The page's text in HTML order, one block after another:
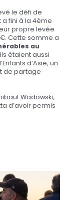
le défi de
fini à la 4ème
propre levée
Cette somme a
au
étaient aussi
d’Asie, un
de partage
Wadowski,
d’avoir permis